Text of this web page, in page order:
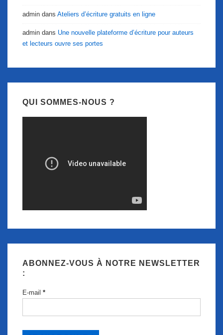
admin dans Ateliers d’écriture gratuits en ligne
admin dans Une nouvelle plateforme d’écriture pour auteurs
et lecteurs ouvre ses portes
QUI SOMMES-NOUS ?
ABONNEZ-VOUS À NOTRE NEWSLETTER
:
E-mail *